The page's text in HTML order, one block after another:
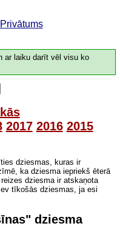
Privātums
ar laiku darīt vēl visu ko
2017 2016 2015
dziesmas, kuras ir
ka dziesma iepriekš ēterā
dziesma ir atskaņota
tīkošās dziesmas, ja esi
dziesma